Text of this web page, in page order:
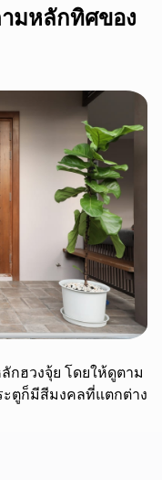
มหลักทิศของ
กฮวงจุ้ย โดยให้ดูตาม
ตูก็มีสีมงคลที่แตกต่าง